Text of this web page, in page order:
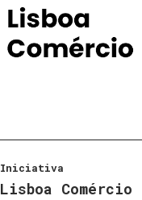
Iniciativa
Lisboa Comércio